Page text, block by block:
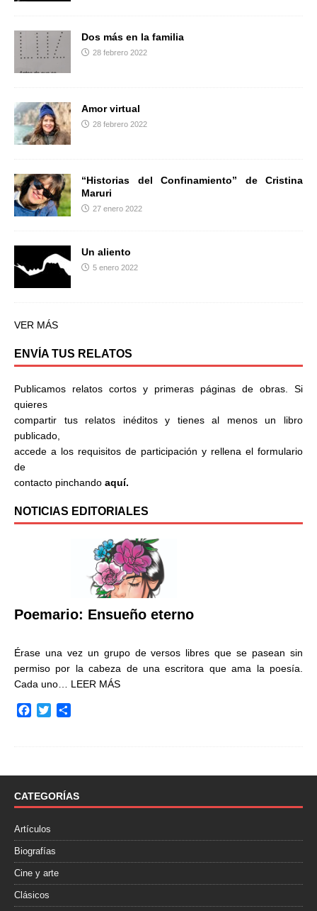
Dos más en la familia
28 febrero 2022
Amor virtual
28 febrero 2022
“Historias del Confinamiento” de Cristina
Maruri
27 enero 2022
Un aliento
5 enero 2022
VER MÁS
ENVÍA TUS RELATOS
Publicamos relatos cortos y primeras páginas de obras. Si
quieres
compartir tus relatos inéditos y tienes al menos un libro
publicado,
accede a los requisitos de participación y rellena el formulario
de
contacto pinchando aquí.
NOTICIAS EDITORIALES
Poemario: Ensueño eterno
Érase una vez un grupo de versos libres que se pasean sin
permiso por la cabeza de una escritora que ama la poesía.
Cada uno… LEER MÁS
o
k
r
t
i
CATEGORÍAS
Artículos
Biografías
Cine y arte
Clásicos